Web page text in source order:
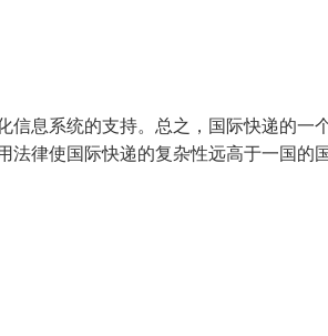
信息系统的支持。总之，国际快递的一
法律使国际快递的复杂性远高于一国的